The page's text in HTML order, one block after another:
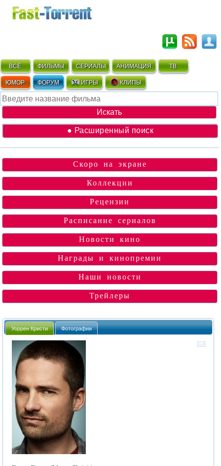
ВСЁ ФИЛЬМЫ СЕРИАЛЫ АНИМАЦИЯ ТВ
ЮМОР ФОРУМ ИГРЫ КЛИПЫ
● Расширенный поиск
Скоро на экране
Коллекции
Рецензии
Расписание сериалов
Новости кино
Награды и кинопремии
Наши новости
Трейлеры
Уоррен Кристи Фотографии